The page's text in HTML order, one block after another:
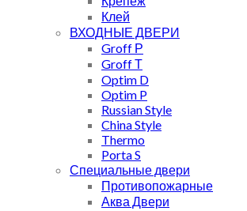
Клей
ВХОДНЫЕ ДВЕРИ
Groff Р
Groff Т
Optim D
Optim P
Russian Style
China Style
Thermo
Porta S
Специальные двери
Противопожарные
Аква Двери